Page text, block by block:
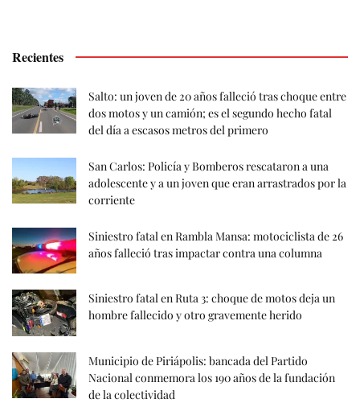
Recientes
Salto: un joven de 20 años falleció tras choque entre
dos motos y un camión; es el segundo hecho fatal
del día a escasos metros del primero
San Carlos: Policía y Bomberos rescataron a una
adolescente y a un joven que eran arrastrados por la
corriente
Siniestro fatal en Rambla Mansa: motociclista de 26
años falleció tras impactar contra una columna
Siniestro fatal en Ruta 3: choque de motos deja un
hombre fallecido y otro gravemente herido
Municipio de Piriápolis: bancada del Partido
Nacional conmemora los 190 años de la fundación
de la colectividad